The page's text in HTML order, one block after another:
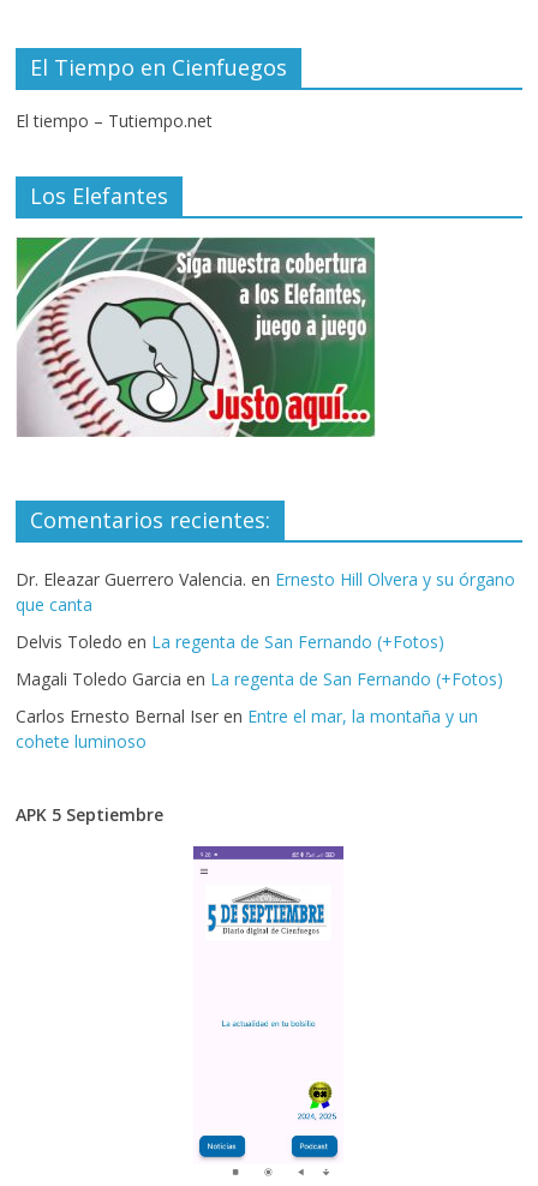
El Tiempo en Cienfuegos
El tiempo – Tutiempo.net
Los Elefantes
Comentarios recientes:
Dr. Eleazar Guerrero Valencia. en Ernesto Hill Olvera y su órgano
que canta
Delvis Toledo en La regenta de San Fernando (+Fotos)
Magali Toledo Garcia en La regenta de San Fernando (+Fotos)
Carlos Ernesto Bernal Iser en Entre el mar, la montaña y un
cohete luminoso
APK 5 Septiembre